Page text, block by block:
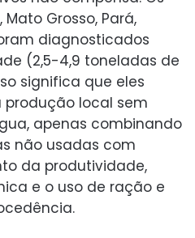
Grosso, Pará,
diagnosticados
(2,5-4,9 toneladas de
significa que eles
local sem
apenas combinando
não usadas com
da produtividade,
e o uso de ração e